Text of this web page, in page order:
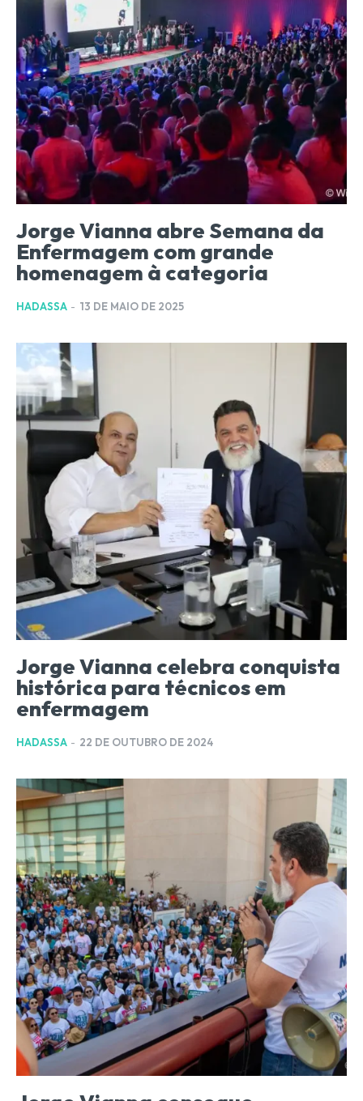
Jorge Vianna abre Semana da
Enfermagem com grande
homenagem à categoria
HADASSA - 13 DE MAIO DE 2025
Jorge Vianna celebra conquista
histórica para técnicos em
enfermagem
HADASSA - 22 DE OUTUBRO DE 2024